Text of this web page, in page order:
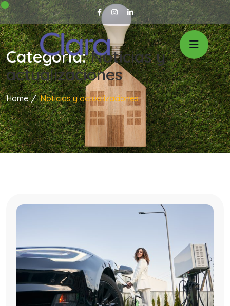
Categoría:Noticias y
actualizaciones
Home Noticias y actualizaciones